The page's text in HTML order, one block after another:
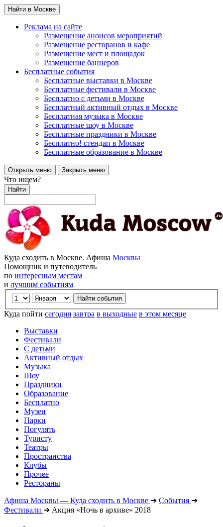
Найти в Москве
Реклама на сайте
Размещение анонсов мероприятий
Размещение ресторанов и кафе
Размещение мест и площадок
Размещение баннеров
Бесплатные события
Бесплатные выставки в Москве
Бесплатные фестивали в Москве
Бесплатно с детьми в Москве
Бесплатный активный отдых в Москве
Бесплатная музыка в Москве
Бесплатные шоу в Москве
Бесплатные праздники в Москве
Бесплатно! стендап в Москве
Бесплатные образование в Москве
Открыть меню Закрыть меню
Что ищем?
Найти
Куда сходить в Москве. Афиша Москвы
Помощник и путеводитель
по интересным местам
и лучшим событиям
Куда пойти сегодня завтра в выходные в этом месяце
Выставки
Фестивали
С детьми
Активный отдых
Музыка
Шоу
Праздники
Образование
Бесплатно
Музеи
Парки
Погулять
Туристу
Театры
Пространства
Клубы
Прочее
Рестораны
Афиша Москвы — Куда сходить в Москве ➔ События ➔
Фестивали ➔ Акция «Ночь в архиве» 2018